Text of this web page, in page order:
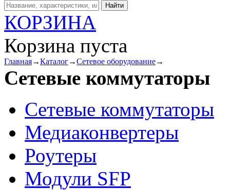
КОРЗИНА
Корзина пуста
Главная→Каталог→Сетевое оборудование→
Сетевые коммутаторы
Сетевые коммутаторы
Медиаконвертеры
Роутеры
Модули SFP